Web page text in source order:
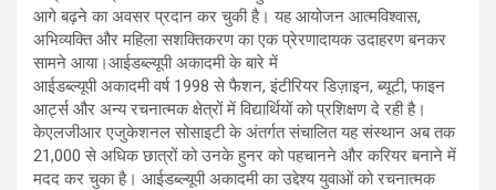
आगे बढ़ने का अवसर प्रदान कर चुकी है। यह आयोजन आत्मविश्वास,
अभिव्यक्ति और महिला सशक्तिकरण का एक प्रेरणादायक उदाहरण बनकर
सामने आया।आईडब्ल्यूपी अकादमी के बारे में
आईडब्ल्यूपी अकादमी वर्ष 1998 से फैशन, इंटीरियर डिज़ाइन, ब्यूटी, फाइन
आर्ट्स और अन्य रचनात्मक क्षेत्रों में विद्यार्थियों को प्रशिक्षण दे रही है।
केएलजीआर एजुकेशनल सोसाइटी के अंतर्गत संचालित यह संस्थान अब तक
21,000 से अधिक छात्रों को उनके हुनर को पहचानने और करियर बनाने में
मदद कर चुका है। आईडब्ल्यूपी अकादमी का उद्देश्य युवाओं को रचनात्मक